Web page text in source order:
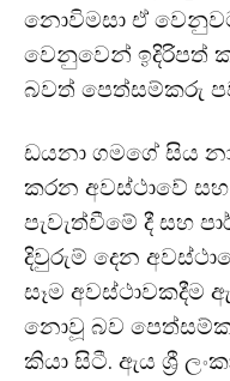
නොවිමසා ඒ වෙනුවට
වෙනුවෙන් ඉදිරිපත්
බවත් පෙත්සම්කරු
ඩයනා ගමගේ සිය
කරන අවස්ථාවේ
පැවැත්වීමේ දී සහ
දිවුරුම් දෙන
සෑම අවස්ථාවකදීම
නොවූ බව
කියා සිටී. ඇය ශ්‍රී